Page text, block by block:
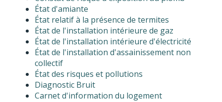
État d'amiante
État relatif à la présence de termites
État de l'installation intérieure de gaz
État de l'installation intérieure d'électricité
État de l'installation d'assainissement non
collectif
État des risques et pollutions
Diagnostic Bruit
Carnet d'information du logement